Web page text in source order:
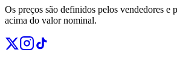
Os preços são definidos pelos vendedores e
acima do valor nominal.